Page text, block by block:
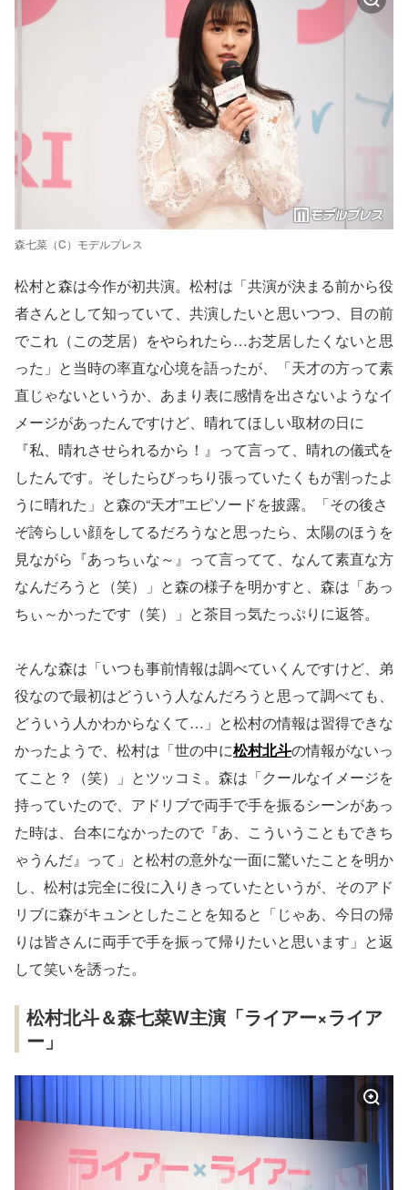
森七菜（C）モデルプレス
松村と森は今作が初共演。松村は「共演が決まる前から役
者さんとして知っていて、共演したいと思いつつ、目の前
でこれ（この芝居）をやられたら…お芝居したくないと思
った」と当時の率直な心境を語ったが、「天才の方って素
直じゃないというか、あまり表に感情を出さないようなイ
メージがあったんですけど、晴れてほしい取材の日に
『私、晴れさせられるから！』って言って、晴れの儀式を
したんです。そしたらびっちり張っていたくもが割ったよ
うに晴れた」と森の“天才”エピソードを披露。「その後さ
ぞ誇らしい顔をしてるだろうなと思ったら、太陽のほうを
見ながら『あっちぃな～』って言ってて、なんて素直な方
なんだろうと（笑）」と森の様子を明かすと、森は「あっ
ちぃ～かったです（笑）」と茶目っ気たっぷりに返答。
そんな森は「いつも事前情報は調べていくんですけど、弟
役なので最初はどういう人なんだろうと思って調べても、
どういう人かわからなくて…」と松村の情報は習得できな
かったようで、松村は「世の中に松村北斗の情報がないっ
てこと？（笑）」とツッコミ。森は「クールなイメージを
持っていたので、アドリブで両手で手を振るシーンがあっ
た時は、台本になかったので『あ、こういうこともできち
ゃうんだ』って」と松村の意外な一面に驚いたことを明か
し、松村は完全に役に入りきっていたというが、そのアド
リブに森がキュンとしたことを知ると「じゃあ、今日の帰
りは皆さんに両手で手を振って帰りたいと思います」と返
して笑いを誘った。
松村北斗＆森七菜W主演「ライアー×ライア
ー」